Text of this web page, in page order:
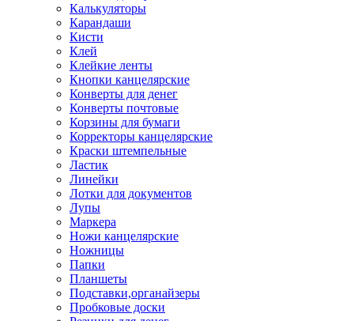
Калькуляторы
Карандаши
Кисти
Клей
Клейкие ленты
Кнопки канцелярские
Конверты для денег
Конверты почтовые
Корзины для бумаги
Корректоры канцелярские
Краски штемпельные
Ластик
Линейки
Лотки для документов
Лупы
Маркера
Ножи канцелярские
Ножницы
Папки
Планшеты
Подставки,органайзеры
Пробковые доски